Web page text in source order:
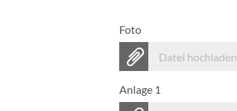
Foto
Datei hochladen
Anlage 1